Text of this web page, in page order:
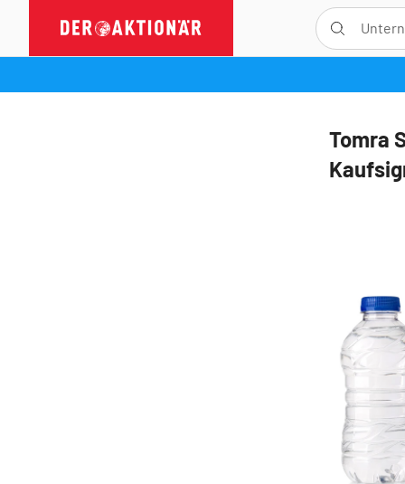
Tomra